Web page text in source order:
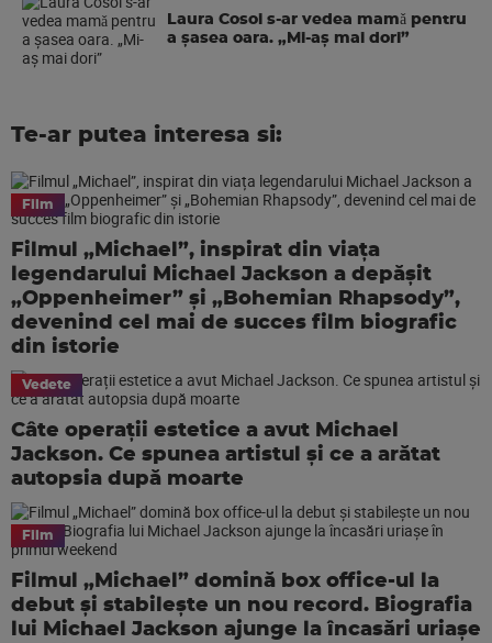
Laura Cosoi s-ar vedea mamǎ pentru
a şasea oara. „Mi-aș mai dori”
Te-ar putea interesa si:
Film
Filmul „Michael”, inspirat din viața
legendarului Michael Jackson a depășit
„Oppenheimer” și „Bohemian Rhapsody”,
devenind cel mai de succes film biografic
din istorie
Vedete
Câte operații estetice a avut Michael
Jackson. Ce spunea artistul și ce a arătat
autopsia după moarte
Film
Filmul „Michael” domină box office-ul la
debut și stabilește un nou record. Biografia
lui Michael Jackson ajunge la încasări uriașe